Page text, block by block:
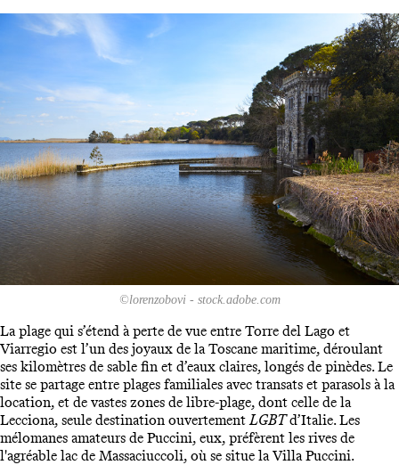
©lorenzobovi - stock.adobe.com
La plage qui s’étend à perte de vue entre Torre del Lago et
Viarregio est l’un des joyaux de la Toscane maritime, déroulant
ses kilomètres de sable fin et d’eaux claires, longés de pinèdes. Le
site se partage entre plages familiales avec transats et parasols à la
location, et de vastes zones de libre-plage, dont celle de la
Lecciona, seule destination ouvertement LGBTd’Italie. Les
mélomanes amateurs de Puccini, eux, préfèrent les rives de
l'agréable lac de Massaciuccoli, où se situe la Villa Puccini.